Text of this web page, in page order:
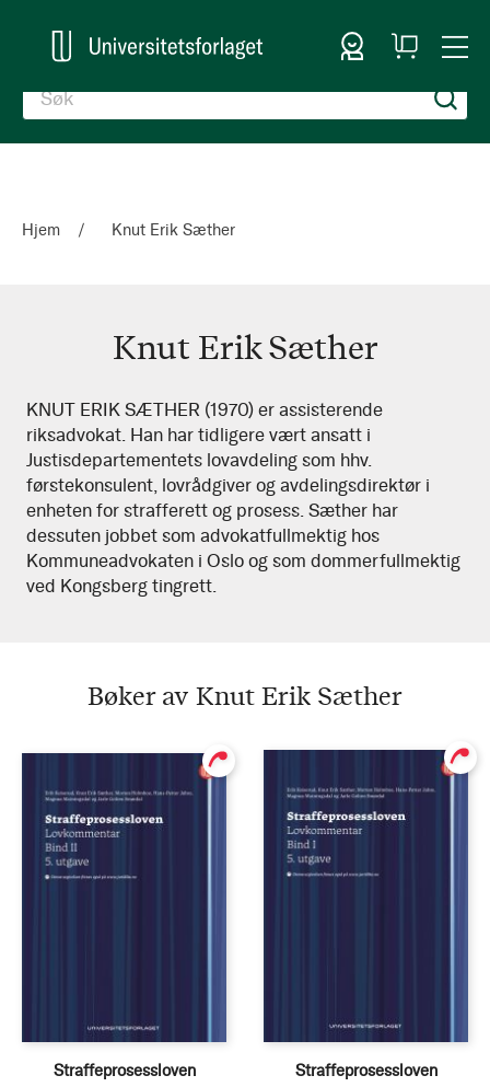
Logg inn
Handlekurv
Hjem Knut Erik Sæther
Knut Erik Sæther
Knut
Erik
Sæther
KNUT ERIK SÆTHER (1970) er assisterende
riksadvokat. Han har tidligere vært ansatt i
Justisdepartementets lovavdeling som hhv.
førstekonsulent, lovrådgiver og avdelingsdirektør i
enheten for strafferett og prosess. Sæther har
dessuten jobbet som advokatfullmektig hos
Kommuneadvokaten i Oslo og som dommerfullmektig
ved Kongsberg tingrett.
Bøker av Knut Erik Sæther
Straffeprosessloven
Straffeprosessloven